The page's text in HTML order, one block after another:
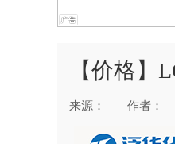
【价格】
来源： 作者：